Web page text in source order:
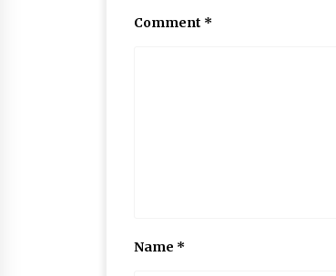
Comment *
Name *